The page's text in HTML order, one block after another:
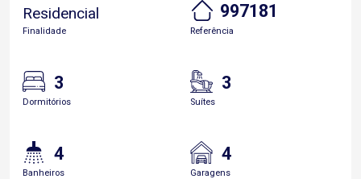
Residencial
Finalidade
997181
Referência
3
Dormitórios
3
Suítes
4
Banheiros
4
Garagens